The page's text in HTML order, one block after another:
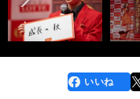
faceboo
k
いいね